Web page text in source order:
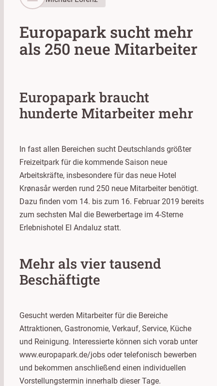
Europapark sucht mehr
als 250 neue Mitarbeiter
Europapark braucht
hunderte Mitarbeiter mehr
In fast allen Bereichen sucht Deutschlands größter
Freizeitpark für die kommende Saison neue
Arbeitskräfte, insbesondere für das neue Hotel
Krønasår werden rund 250 neue Mitarbeiter benötigt.
Dazu finden vom 14. bis zum 16. Februar 2019 bereits
zum sechsten Mal die Bewerbertage im 4-Sterne
Erlebnishotel El Andaluz statt.
Mehr als vier tausend
Beschäftigte
Gesucht werden Mitarbeiter für die Bereiche
Attraktionen, Gastronomie, Verkauf, Service, Küche
und Reinigung. Interessierte können sich vorab unter
www.europapark.de/jobs oder telefonisch bewerben
und bekommen anschließend einen individuellen
Vorstellungstermin innerhalb dieser Tage.